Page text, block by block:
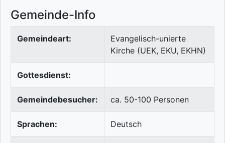
Gemeinde-Info
Gemeindeart:
Evangelisch-unierte
Kirche (UEK, EKU, EKHN)
Gottesdienst:
Gemeindebesucher: ca. 50-100 Personen
Sprachen: Deutsch